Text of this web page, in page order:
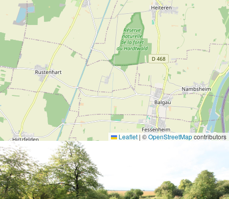
Leaflet | ©OpenStreetMapcontributors